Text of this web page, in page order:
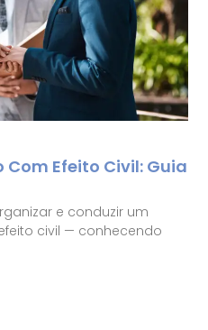
Efeito Civil: Guia
e conduzir um
civil — conhecendo